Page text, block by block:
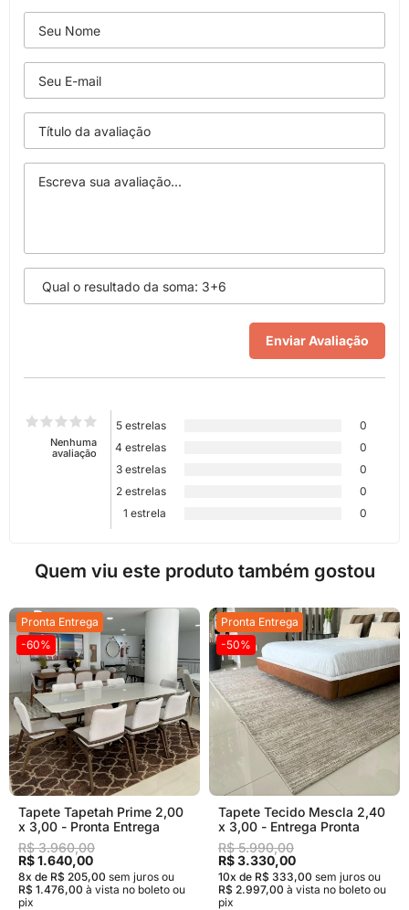
Nenhuma
avaliação
5 estrelas
0
4 estrelas
0
3 estrelas
0
2 estrelas
0
1 estrela
0
Quem viu este produto também gostou
Pronta Entrega
-60%
Tapete Tapetah Prime 2,00
x 3,00 - Pronta Entrega
R$ 3.960,00
R$ 1.640,00
8x de R$ 205,00 sem juros ou
R$ 1.476,00 à vista no boleto ou
pix
Pronta Entrega
-50%
Tapete Tecido Mescla 2,40
x 3,00 - Entrega Pronta
R$ 5.990,00
R$ 3.330,00
10x de R$ 333,00 sem juros ou
R$ 2.997,00 à vista no boleto ou
pix